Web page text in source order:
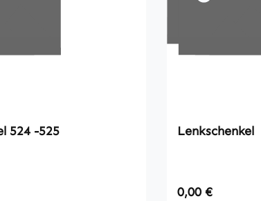
524 -525 Lenkschenkel
Regulärer Preis:
0,00 €